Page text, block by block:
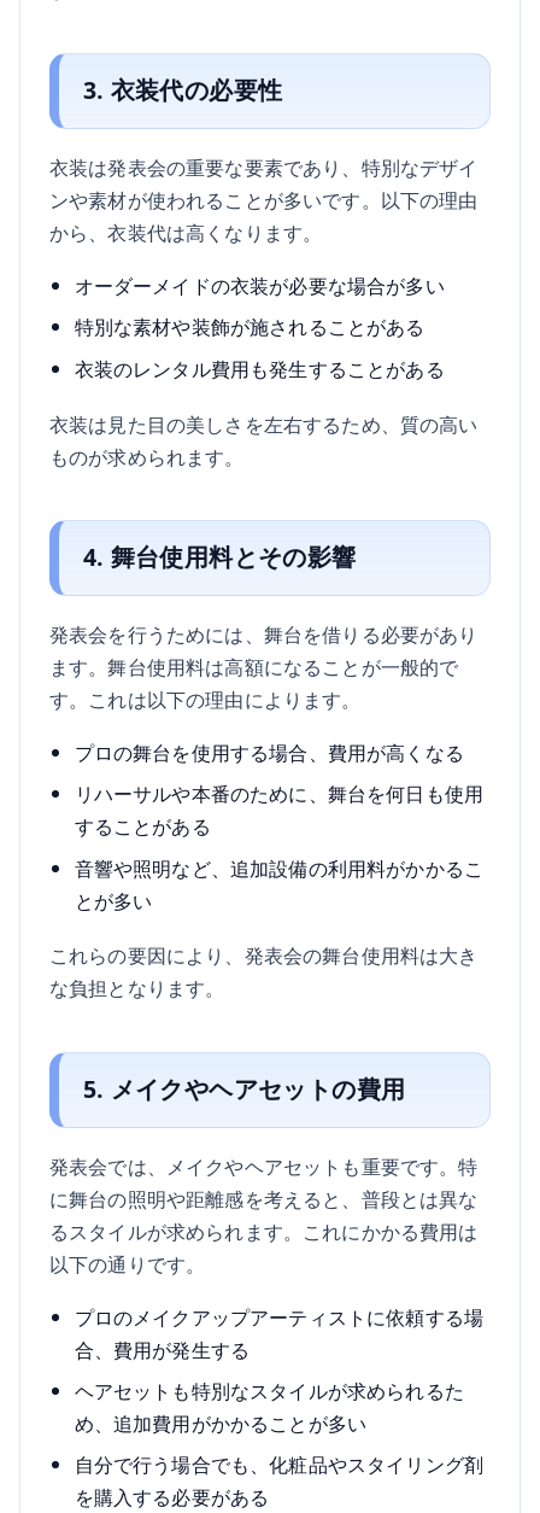
3. 衣装代の必要性
衣装は発表会の重要な要素であり、特別なデザイ
ンや素材が使われることが多いです。以下の理由
から、衣装代は高くなります。
オーダーメイドの衣装が必要な場合が多い
特別な素材や装飾が施されることがある
衣装のレンタル費用も発生することがある
衣装は見た目の美しさを左右するため、質の高い
ものが求められます。
4. 舞台使用料とその影響
発表会を行うためには、舞台を借りる必要があり
ます。舞台使用料は高額になることが一般的で
す。これは以下の理由によります。
プロの舞台を使用する場合、費用が高くなる
リハーサルや本番のために、舞台を何日も使用
することがある
音響や照明など、追加設備の利用料がかかるこ
とが多い
これらの要因により、発表会の舞台使用料は大き
な負担となります。
5. メイクやヘアセットの費用
発表会では、メイクやヘアセットも重要です。特
に舞台の照明や距離感を考えると、普段とは異な
るスタイルが求められます。これにかかる費用は
以下の通りです。
プロのメイクアップアーティストに依頼する場
合、費用が発生する
ヘアセットも特別なスタイルが求められるた
め、追加費用がかかることが多い
自分で行う場合でも、化粧品やスタイリング剤
を購入する必要がある